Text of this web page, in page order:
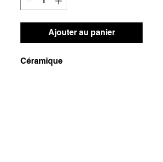
Ajouter au panier
Céramique